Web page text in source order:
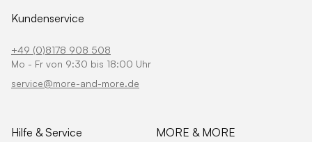
Kundenservice
+49 (0)8178 908 508
Mo - Fr von 9:30 bis 18:00 Uhr
service@more-and-more.de
Hilfe & Service MORE & MORE